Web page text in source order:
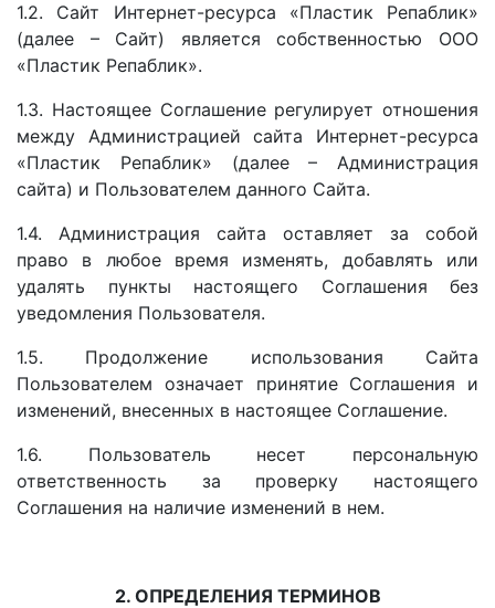
1.2. Сайт Интернет-ресурса «Пластик Репаблик»
(далее – Сайт) является собственностью ООО
«Пластик Репаблик».
1.3. Настоящее Соглашение регулирует отношения
между Администрацией сайта Интернет-ресурса
«Пластик Репаблик» (далее – Администрация
сайта) и Пользователем данного Сайта.
1.4. Администрация сайта оставляет за собой
право в любое время изменять, добавлять или
удалять пункты настоящего Соглашения без
уведомления Пользователя.
1.5. Продолжение использования Сайта
Пользователем означает принятие Соглашения и
изменений, внесенных в настоящее Соглашение.
1.6. Пользователь несет персональную
ответственность за проверку настоящего
Соглашения на наличие изменений в нем.
2. ОПРЕДЕЛЕНИЯ ТЕРМИНОВ